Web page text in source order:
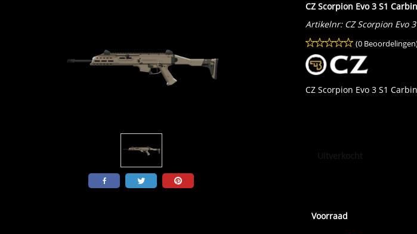
CZ Scorpion Evo 3 S1
Artikelnr: CZ Scorpion Evo
(0
CZ Scorpion Evo 3 S1
Voorraad